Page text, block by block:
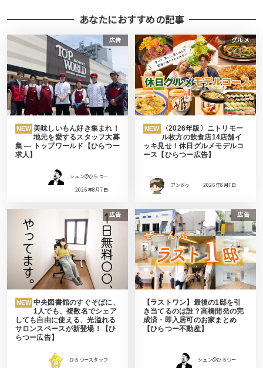
あなたにおすすめの記事
広告
NEW 美味しいもん好き集まれ！
地元を愛するスタッフ大募
集 ― トップワールド【ひらつー
求人】
シュン@ひらつー
2026年8月7日
グルメ
NEW
〈2026年版〉ニトリモー
ル枚方の飲食店14店舗イ
ッキ見せ！休日グルメモデルコ
ース【ひらつー広告】
アンドゥ 2026年8月7日
広告
NEW 中央図書館のすぐそばに、
1人でも、複数名でシェア
しても自由に使える、光溢れる
サロンスペースが新登場！【ひ
らつー広告】
ひらつースタッフ
広告
【ラストワン】最後の1邸を引
き当てるのは誰？高橋開発の完
成済・即入居可のお家まとめ
【ひらつー不動産】
シュン@ひらつー